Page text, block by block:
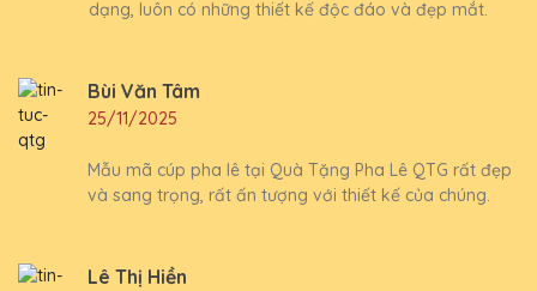
dạng, luôn có những thiết kế độc đáo và đẹp mắt.
Bùi Văn Tâm
25/11/2025
Mẫu mã cúp pha lê tại Quà Tặng Pha Lê QTG rất đẹp
và sang trọng, rất ấn tượng với thiết kế của chúng.
Lê Thị Hiền